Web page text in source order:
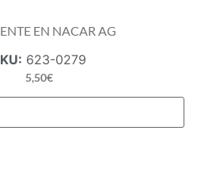
EN NACAR AG
623-0279
5,50€